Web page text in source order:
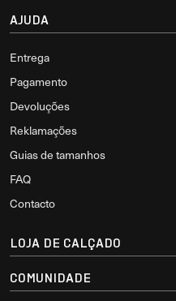
AJUDA
Entrega
Pagamento
Devoluções
Reklamações
Guias de tamanhos
FAQ
Contacto
LOJA DE CALÇADO
COMUNIDADE